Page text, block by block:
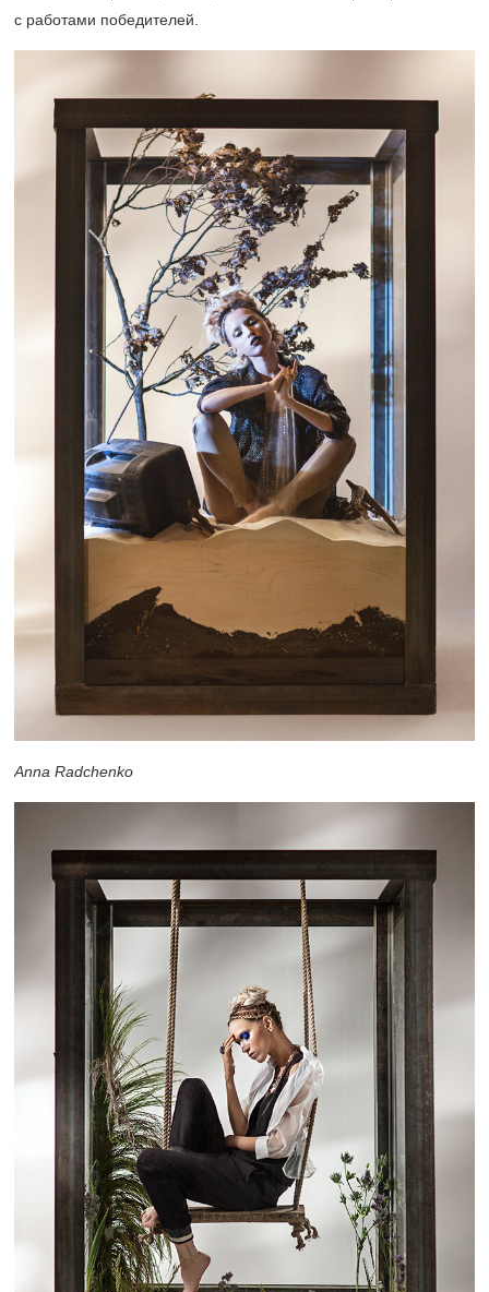
с работами победителей.
Anna Radchenko